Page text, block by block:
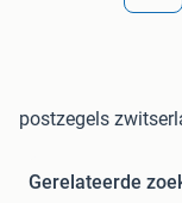
postzegels
Gerelateerde